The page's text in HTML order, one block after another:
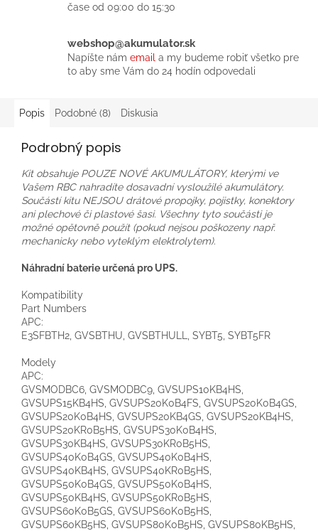
čase od 09:00 do 15:30
webshop@akumulator.sk
Napíšte nám email a my budeme robiť všetko pre
to aby sme Vám do 24 hodín odpovedali
Popis Podobné (8) Diskusia
Podrobný popis
Kit obsahuje POUZE NOVÉ AKUMULÁTORY, kterými ve
Vašem RBC nahradíte dosavadní vysloužilé akumulátory.
Součástí kitu NEJSOU drátové propojky, pojistky, konektory
ani plechové či plastové šasi. Všechny tyto součásti je
možné opětovně použít (pokud nejsou poškozeny např.
mechanicky nebo vyteklým elektrolytem).
Náhradní baterie určená pro UPS.
Kompatibility
Part Numbers
APC:
E3SFBTH2 , GVSBTHU , GVSBTHULL , SYBT5, SYBT5FR
Modely
APC:
GVSMODBC6 , GVSMODBC9 , GVSUPS10KB4HS
GVSUPS15KB4HS , GVSUPS20K0B4FS , GVSUPS20K0B4GS
GVSUPS20K0B4HS , GVSUPS20KB4GS , GVSUPS20KB4HS
GVSUPS20KR0B5HS , GVSUPS30K0B4HS
GVSUPS30KB4HS , GVSUPS30KR0B5HS
GVSUPS40K0B4GS , GVSUPS40K0B4HS
GVSUPS40KB4HS , GVSUPS40KR0B5HS
GVSUPS50K0B4GS , GVSUPS50K0B4HS
GVSUPS50KB4HS , GVSUPS50KR0B5HS
GVSUPS60K0B5GS , GVSUPS60K0B5HS
GVSUPS60KB5HS , GVSUPS80K0B5HS , GVSUPS80KB5HS